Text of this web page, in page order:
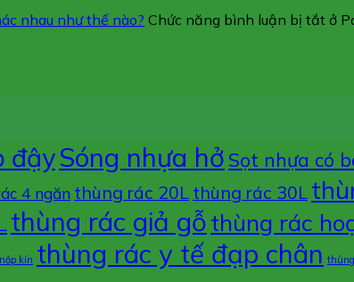
nhau như thế nào? Chức năng bình luận bị tắt ở
đậySóng nhựa hở Sọt nhựa có
4 ngăn thùng rác 20L thùng rác 30L
thùng rác giả gỗthùng rác
kín thùng rác y tế đạp chân